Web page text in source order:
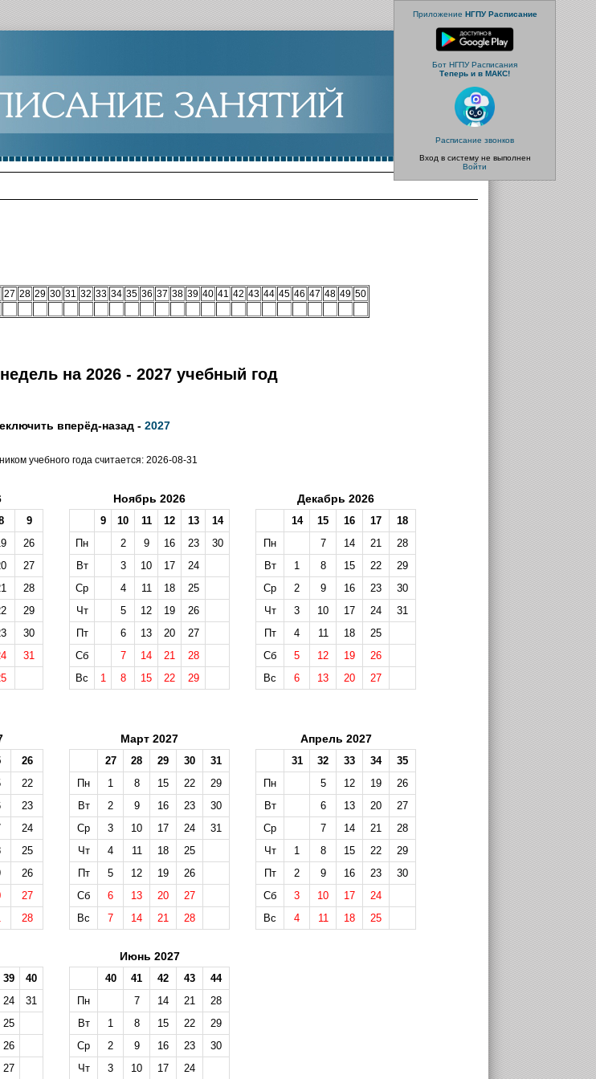
Приложение НГПУ Расписание
Бот НГПУ Расписания
Теперь и в МАКС!
Расписание звонков
Вход в систему не выполнен
Войти
27 28 29 30 31 32 33 34 35 36 37 38 39 40 41 42 43 44 45 46 47 48 49 50
на 2026 - 2027 учебный год
вперёд-назад - 2027
учебного года считается: 2026-08-31
9
26
27
28
29
30
31
Ноябрь 2026
9 10 11 12 13
14
Пн
2 9 16 23
30
Вт
3 10 17
24
Ср
4 11 18
25
Чт
5 12 19
26
Пт
6 13 20
27
Сб
7 14 21
28
Вс
1 8 15 22 29
Декабрь 2026
14 15 16 17
18
Пн
7 14 21
28
Вт
1 8 15 22
29
Ср
2 9 16 23
30
Чт
3 10 17 24
31
Пт
4 11 18
25
Сб
5 12 19
26
Вс
6 13 20 27
26
22
23
24
25
26
27
28
Март 2027
27 28 29 30
31
Пн
1 8 15 22
29
Вт
2 9 16 23
30
Ср
3 10 17 24
31
Чт
4 11 18
25
Пт
5 12 19
26
Сб
6 13 20
27
Вс
7 14 21 28
Апрель 2027
31 32 33 34
35
Пн
5 12 19
26
Вт
6 13 20
27
Ср
7 14 21
28
Чт
1 8 15 22
29
Пт
2 9 16 23
30
Сб
3 10 17
24
Вс
4 11 18 25
39
40
24
31
25
26
27
Июнь 2027
40 41 42 43
44
Пн
7 14 21
28
Вт
1 8 15 22
29
Ср
2 9 16 23
30
Чт
3 10 17 24